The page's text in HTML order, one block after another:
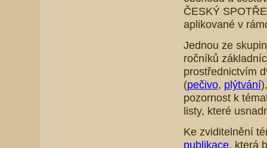
ČESKÝ
aplikované v
Jednou ze
ročníků
prostřednictvím
(pečivo, plýtvání
pozornost k
listy, které
Ke zviditelnění
publikace, která